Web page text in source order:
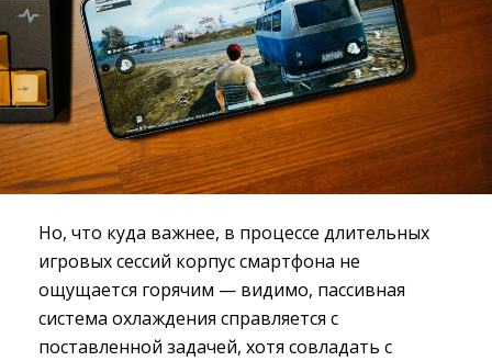
Но, что куда важнее, в процессе длительных
игровых сессий корпус смартфона не
ощущается горячим — видимо, пассивная
система охлаждения справляется с
поставленной задачей, хотя совладать с